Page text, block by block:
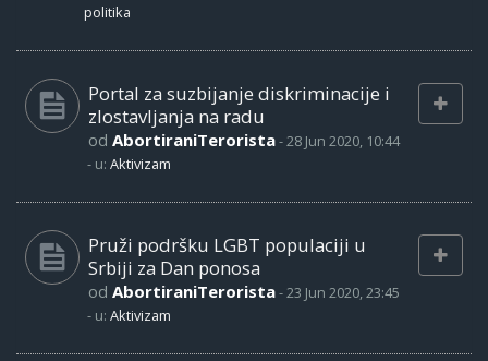
politika
Portal za suzbijanje diskriminacije i
zlostavljanja na radu
od AbortiraniTerorista-28 Jun 2020, 10:44
- u: Aktivizam
Pruži podršku LGBT populaciji u
Srbiji za Dan ponosa
od AbortiraniTerorista-23 Jun 2020, 23:45
- u: Aktivizam